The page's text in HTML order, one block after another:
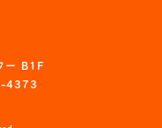
ー B1F
4373